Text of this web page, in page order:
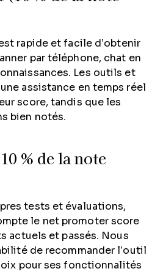
rapide et facile d’obtenir
par téléphone, chat en
Les outils et
assistance en temps réel
score, tandis que les
bien notés.
% de la note
tests et évaluations,
le net promoter score
actuels et passés. Nous
de recommander l’outil
pour ses fonctionnalités